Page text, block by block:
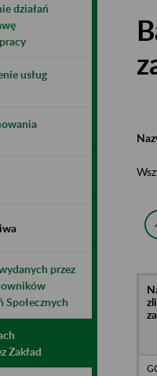
działań
usług
przez
Społecznych
Zakład